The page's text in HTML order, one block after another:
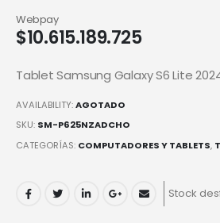
$10.615.189.725
Webpay
Tablet Samsung Galaxy S6 Lite
AVAILABILITY:AGOTADO
SKU: SM-P625NZADCHO
CATEGORÍAS: COMPUTADORES Y TABLETS,
Stock